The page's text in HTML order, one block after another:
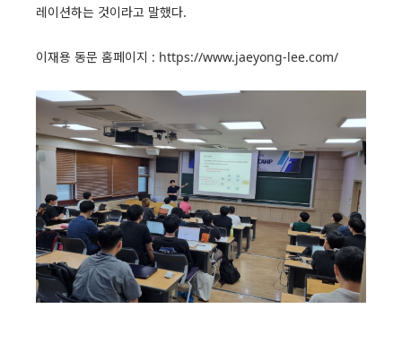
레이션하는 것이라고 말했다.
이재용 동문 홈페이지 : https://www.jaeyong-lee.com/